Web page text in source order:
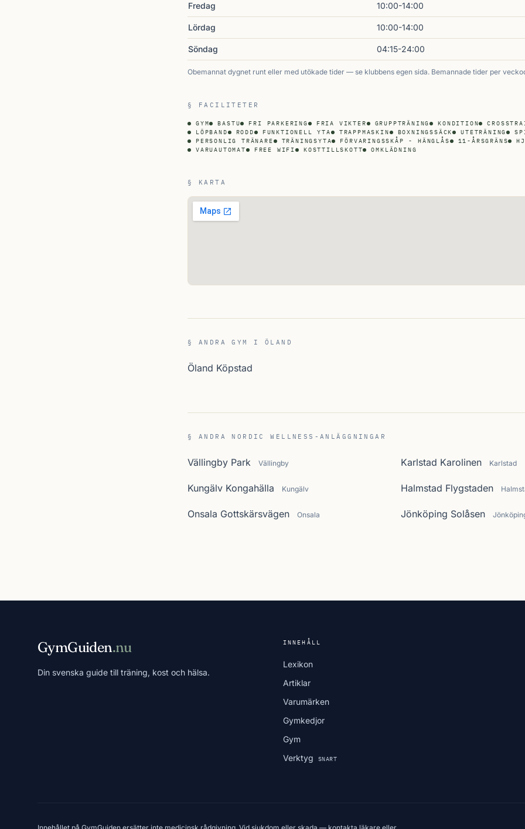
Fredag 10:00-14:00
Lördag 10:00-14:00
Söndag 04:15-24:00
Obemannat dygnet runt eller med utökade tider — se klubbens egen sida. Bemannade tider per
§ FACILITETER
GYM BASTU FRI PARKERING FRIA VIKTER GRUPPTRÄNING KONDITION
LÖPBAND
RODD FUNKTIONELL YTA TRAPPMASKIN BOXNINGSSÄCK UTETRÄNING
PERSONLIG TRÄNARE
TRÄNINGSYTA FÖRVARINGSSKÅP - HÄNGLÅS 11-ÅRSGRÄNS
VARUAUTOMAT
FREE WIFI KOSTTILLSKOTT OMKLÄDNING
§ KARTA
§ ANDRA GYM I ÖLAND
Öland Köpstad
§ ANDRA NORDIC WELLNESS-ANLÄGGNINGAR
Vällingby Park Vällingby Karlstad Karolinen Karlstad
Kungälv Kongahälla Kungälv Halmstad Flygstaden
Onsala Gottskärsvägen Onsala Jönköping Solåsen
GymGuiden.nu
Din svenska guide till träning, kost och hälsa.
INNEHÅLL
Lexikon
Artiklar
Varumärken
Gymkedjor
Gym
Verktyg
SNART